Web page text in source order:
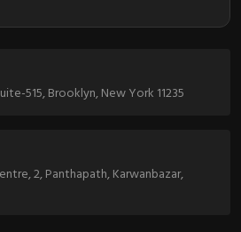
515, Brooklyn, New York 11235
2, Panthapath, Karwanbazar,